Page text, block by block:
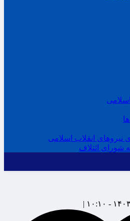
نیروهای انقلاب اسلامی
شورای ائتلاف